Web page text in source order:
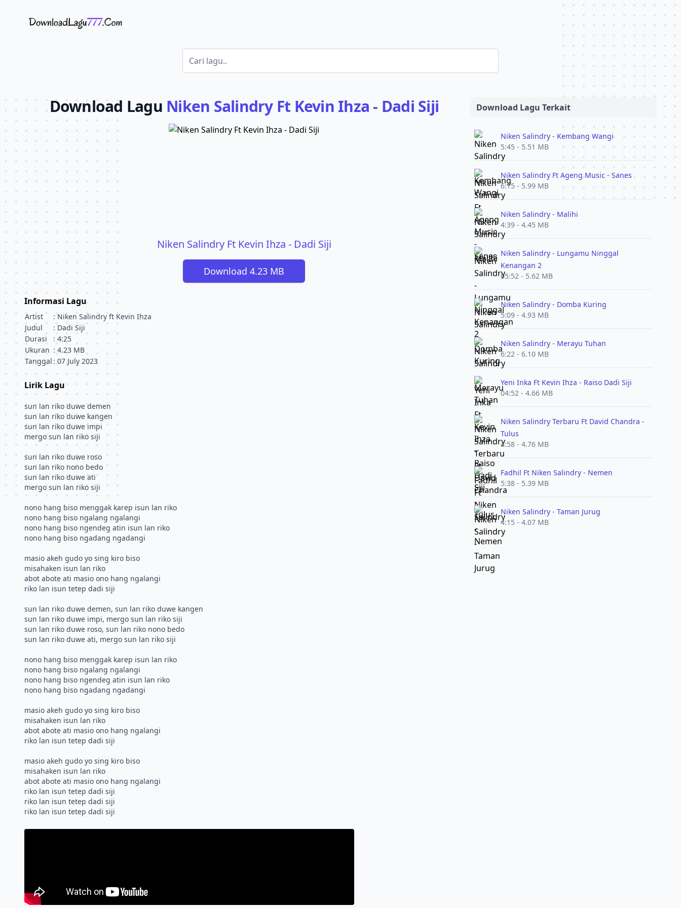
Download Lagu - LaguJoss.com
Download Lagu Niken Salindry Ft Kevin Ihza - Dadi Siji
Niken Salindry Ft Kevin Ihza - Dadi Siji
Download 4.23 MB
Informasi Lagu
Artist
: Niken Salindry ft Kevin Ihza
Judul
: Dadi Siji
Durasi
: 4:25
Ukuran : 4.23 MB
Tanggal : 07 July 2023
Lirik Lagu
sun lan riko duwe demen
sun lan riko duwe kangen
sun lan riko duwe impi
mergo sun lan riko siji
sun lan riko duwe roso
sun lan riko nono bedo
sun lan riko duwe ati
mergo sun lan riko siji
nono hang biso menggak karep isun lan riko
nono hang biso ngalang ngalangi
nono hang biso ngendeg atin isun lan riko
nono hang biso ngadang ngadangi
masio akeh gudo yo sing kiro biso
misahaken isun lan riko
abot abote ati masio ono hang ngalangi
riko lan isun tetep dadi siji
sun lan riko duwe demen, sun lan riko duwe kangen
sun lan riko duwe impi, mergo sun lan riko siji
sun lan riko duwe roso, sun lan riko nono bedo
sun lan riko duwe ati, mergo sun lan riko siji
nono hang biso menggak karep isun lan riko
nono hang biso ngalang ngalangi
nono hang biso ngendeg atin isun lan riko
nono hang biso ngadang ngadangi
masio akeh gudo yo sing kiro biso
misahaken isun lan riko
abot abote ati masio ono hang ngalangi
riko lan isun tetep dadi siji
masio akeh gudo yo sing kiro biso
misahaken isun lan riko
abot abote ati masio ono hang ngalangi
riko lan isun tetep dadi siji
riko lan isun tetep dadi siji
Download Lagu Terkait
Niken Salindry - Kembang Wangi
5:45 - 5.51 MB
Niken Salindry Ft Ageng Music - Sanes
6:15 - 5.99 MB
Niken Salindry - Malihi
4:39 - 4.45 MB
Niken Salindry - Lungamu Ninggal
Kenangan 2
05:52 - 5.62 MB
Niken Salindry - Domba Kuring
5:09 - 4.93 MB
Niken Salindry - Merayu Tuhan
6:22 - 6.10 MB
Yeni Inka Ft Kevin Ihza - Raiso Dadi Siji
04:52 - 4.66 MB
Niken Salindry Terbaru Ft David Chandra -
Tulus
4:58 - 4.76 MB
Fadhil Ft Niken Salindry - Nemen
5:38 - 5.39 MB
Niken Salindry - Taman Jurug
4:15 - 4.07 MB